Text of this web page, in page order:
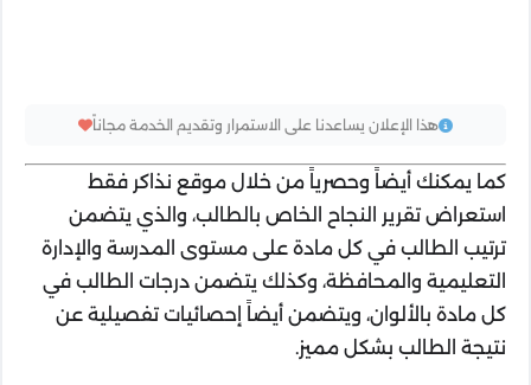
هذا الإعلان يساعدنا على الاستمرار وتقديم الخدمة مجاناً
كما يمكنك أيضاً وحصرياً من خلال موقع نذاكر فقط
استعراض تقرير النجاح الخاص بالطالب، والذي يتضمن
ترتيب الطالب في كل مادة على مستوى المدرسة والإدارة
التعليمية والمحافظة، وكذلك يتضمن درجات الطالب في
كل مادة بالألوان، ويتضمن أيضاً إحصائيات تفصيلية عن
نتيجة الطالب بشكل مميز.